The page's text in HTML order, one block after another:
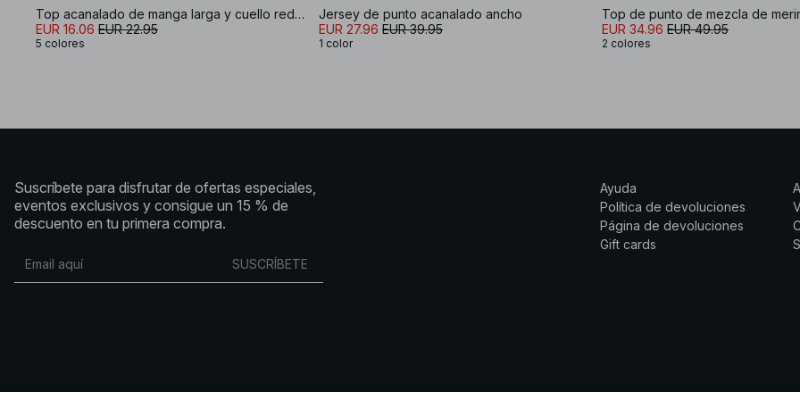
Top acanalado de manga larga y cuello redondo
EUR 16.06 EUR 22.95
5 colores
Jersey de punto acanalado ancho
EUR 27.96 EUR 39.95
1 color
EUR 34.96 EUR 49.95
2 colores
Suscríbete para disfrutar de ofertas especiales,
eventos exclusivos y consigue un 15 % de
descuento en tu primera compra.
SUSCRÍBETE
Ayuda
Política de devoluciones
Página de devoluciones
Gift cards